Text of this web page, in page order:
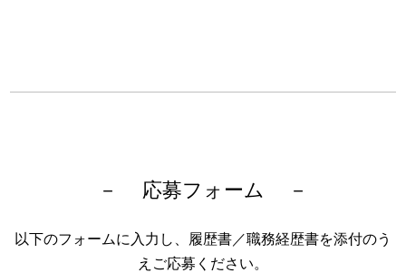
応募フォーム
以下のフォームに入力し、履歴書／職務経歴書を添付のう
えご応募ください。